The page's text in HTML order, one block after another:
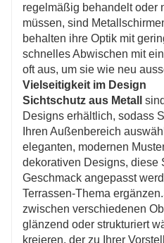
regelmäßig behandelt oder
müssen, sind
behalten ihre Optik mit
schnelles Abwischen mit
oft aus, um sie wie neu
Vielseitigkeit im Design
Sichtschutz aus Metall
Designs erhältlich, sodass
Ihren Außenbereich
eleganten, modernen
dekorativen Designs, diese
Geschmack angepasst
Terrassen-Thema
zwischen verschiedenen
glänzend oder strukturiert
kreieren, der zu Ihrer